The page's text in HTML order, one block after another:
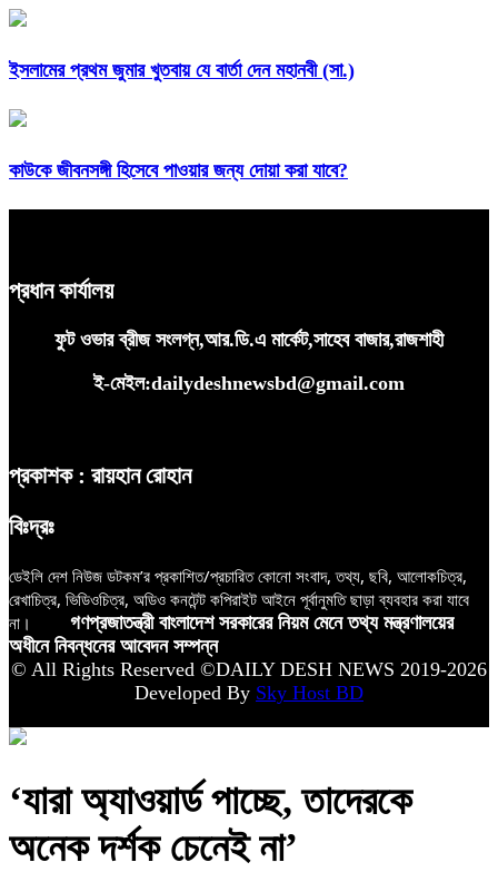
ইসলামের প্রথম জুমার খুতবায় যে বার্তা দেন মহানবী (সা.)
কাউকে জীবনসঙ্গী হিসেবে পাওয়ার জন্য দোয়া করা যাবে?
প্রধান কার্যালয়
ফুট ওভার ব্রীজ সংলগ্ন,আর.ডি.এ মার্কেট,সাহেব বাজার,রাজশাহী
ই-মেইল:dailydeshnewsbd@gmail.com
প্রকাশক : রায়হান রোহান
বিঃদ্রঃ
ডেইলি দেশ নিউজ ডটকম’র প্রকাশিত/প্রচারিত কোনো সংবাদ, তথ্য, ছবি, আলোকচিত্র,
রেখাচিত্র, ভিডিওচিত্র, অডিও কনটেন্ট কপিরাইট আইনে পূর্বানুমতি ছাড়া ব্যবহার করা যাবে
না।
গণপ্রজাতন্ত্রী বাংলাদেশ সরকারের নিয়ম মেনে তথ্য মন্ত্রণালয়ের
অধীনে নিবন্ধনের আবেদন সম্পন্ন
© All Rights Reserved ©DAILY DESH NEWS 2019-2026
Developed By Sky Host BD
‘যারা অ্যাওয়ার্ড পাচ্ছে, তাদেরকে
অনেক দর্শক চেনেই না’